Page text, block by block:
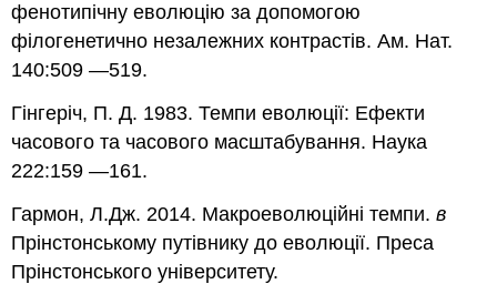
фенотипічну еволюцію за допомогою
філогенетично незалежних контрастів. Ам. Нат.
140:509 —519.
Гінгеріч, П. Д. 1983. Темпи еволюції: Ефекти
часового та часового масштабування. Наука
222:159 —161.
Гармон, Л.Дж. 2014. Макроеволюційні темпи.в
Прінстонському путівнику до еволюції. Преса
Прінстонського університету.